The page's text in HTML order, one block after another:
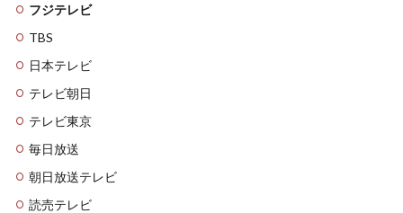
フジテレビ
TBS
日本テレビ
テレビ朝日
テレビ東京
毎日放送
朝日放送テレビ
読売テレビ